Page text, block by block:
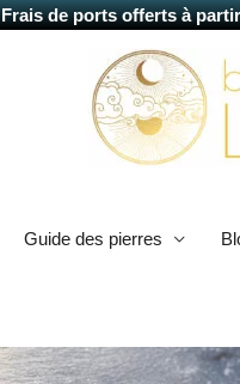
Frais de ports offerts à
Guide des pierres